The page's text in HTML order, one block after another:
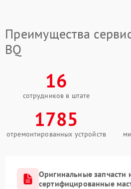
Преимущества
BQ
16
сотрудников в штате
1785
отремонтированных устройств
Оригинальные запчасти
сертифицированные